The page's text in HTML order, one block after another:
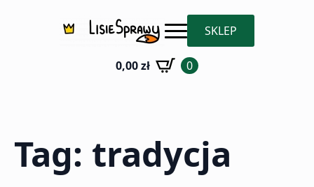
SKLEP
0,00zł 0
Tag: tradycja